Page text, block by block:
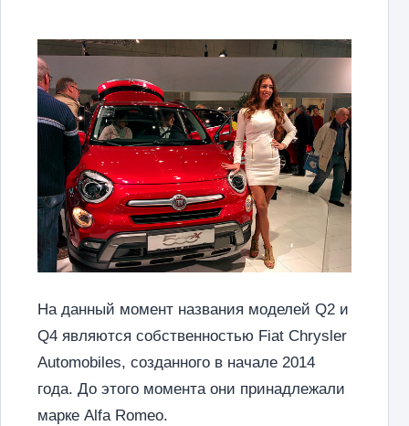
На данный момент названия моделей Q2 и
Q4 являются собственностью Fiat Chrysler
Automobiles, созданного в начале 2014
года. До этого момента они принадлежали
марке Alfa Romeo.